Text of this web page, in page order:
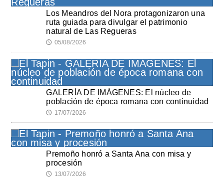
Los Meandros del Nora protagonizaron una
ruta guiada para divulgar el patrimonio
natural de Las Regueras
🕔 05/08/2026
GALERÍA DE IMÁGENES: El núcleo de
población de época romana con continuidad
🕔 17/07/2026
Premoño honró a Santa Ana con misa y
procesión
🕔 13/07/2026